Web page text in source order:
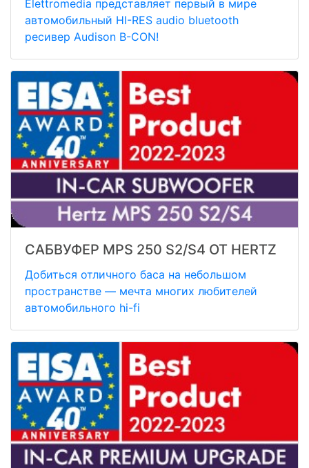
Elettromedia представляет первый в мире
автомобильный HI-RES audio bluetooth
ресивер Audison B-CON!
САБВУФЕР MPS 250 S2/S4 ОТ HERTZ
Добиться отличного баса на небольшом
пространстве — мечта многих любителей
автомобильного hi-fi